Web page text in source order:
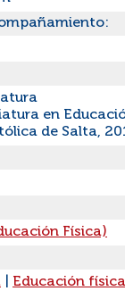
en
de Salta,
Física)
Educación física